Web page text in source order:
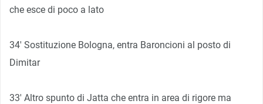
che esce di poco a lato
34′ Sostituzione Bologna, entra Baroncioni al posto di
Dimitar
33′ Altro spunto di Jatta che entra in area di rigore ma